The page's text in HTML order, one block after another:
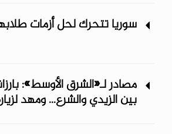
سوريا تتحرك لحل أزمات
مصادر لـ«الشرق الأوسط»:
بين الزيدي والشرع... ومهد